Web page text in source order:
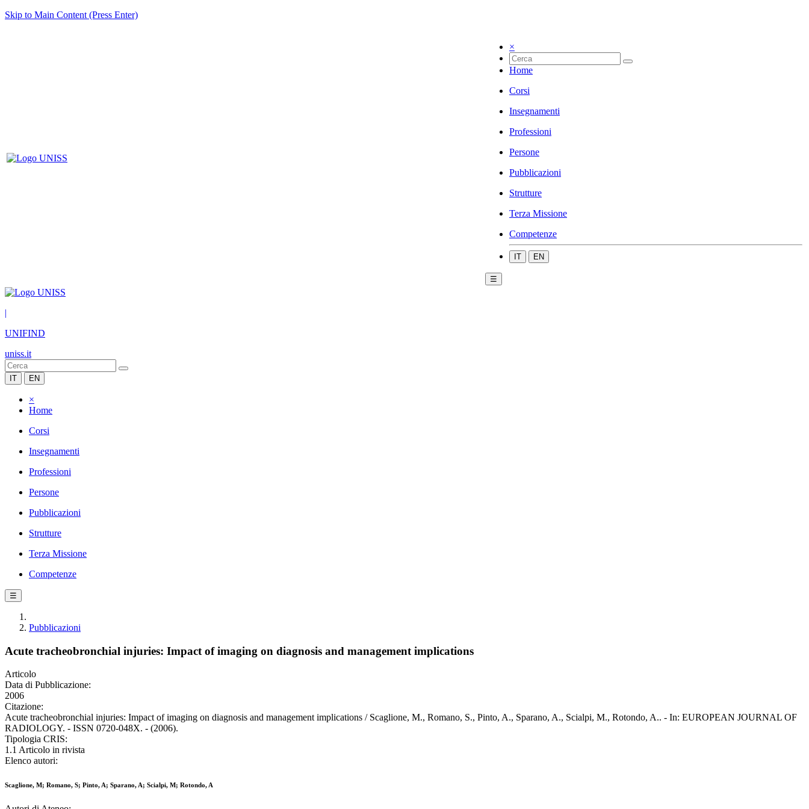
Skip to Main Content (Press Enter)
×
Home
Corsi
Insegnamenti
Professioni
Persone
Pubblicazioni
Strutture
Terza Missione
Competenze
IT EN
☰
|
UNIFIND
uniss.it
IT EN
×
Home
Corsi
Insegnamenti
Professioni
Persone
Pubblicazioni
Strutture
Terza Missione
Competenze
☰
Pubblicazioni
Acute tracheobronchial injuries: Impact of imaging on diagnosis and management implications
Articolo
Data di Pubblicazione:
2006
Citazione:
Acute tracheobronchial injuries: Impact of imaging on diagnosis and management implications / Scaglione, M., Romano, S., Pinto, A., Sparano, A., Scialpi, M., Rotondo, A.. - In: EUROPEAN JOURNAL OF
RADIOLOGY. - ISSN 0720-048X. - (2006).
Tipologia CRIS:
1.1 Articolo in rivista
Elenco autori:
Scaglione, M; Romano, S; Pinto, A; Sparano, A; Scialpi, M; Rotondo, A